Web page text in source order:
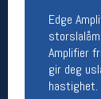
Edge
Amplifier
gir deg
hastighet.